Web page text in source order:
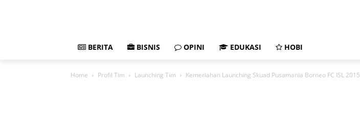
BERITA BISNIS OPINI EDUKASI HOBI
Home Profil Tim Launching Tim Kemeriahan Launching Skuad Pusamania Borneo FC ISL 2015